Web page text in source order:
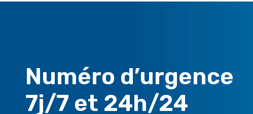
Numéro d’urgence
7j/7 et 24h/24